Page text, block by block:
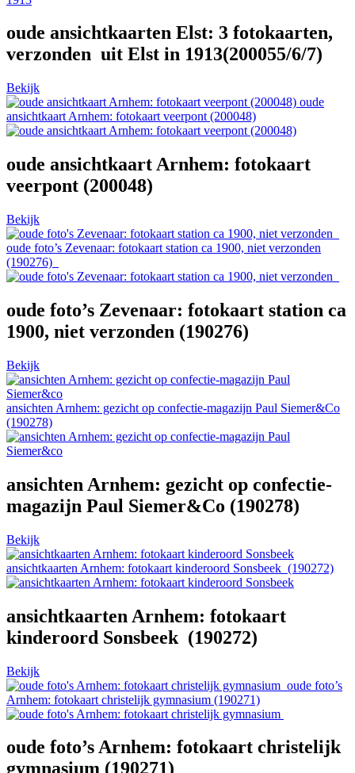
oude ansichtkaarten Elst: 3 fotokaarten,
verzonden uit Elst in 1913(200055/6/7)
Bekijk
oude
ansichtkaart Arnhem: fotokaart veerpont (200048)
oude ansichtkaart Arnhem: fotokaart
veerpont (200048)
Bekijk
oude foto’s Zevenaar: fotokaart station ca 1900, niet verzonden
(190276)
oude foto’s Zevenaar: fotokaart station ca
1900, niet verzonden (190276)
Bekijk
ansichten Arnhem: gezicht op confectie-magazijn Paul Siemer&Co
(190278)
ansichten Arnhem: gezicht op confectie-
magazijn Paul Siemer&Co (190278)
Bekijk
ansichtkaarten Arnhem: fotokaart kinderoord Sonsbeek (190272)
ansichtkaarten Arnhem: fotokaart
kinderoord Sonsbeek (190272)
Bekijk
oude foto’s
Arnhem: fotokaart christelijk gymnasium (190271)
oude foto’s Arnhem: fotokaart christelijk
gymnasium (190271)